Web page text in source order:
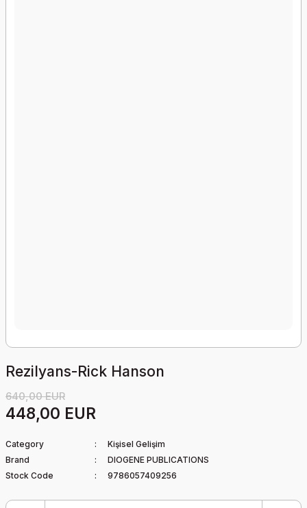
Rezilyans-Rick Hanson
640,00 EUR
448,00 EUR
Category
Kişisel Gelişim
Brand
DIOGENE PUBLICATIONS
Stock Code
9786057409256